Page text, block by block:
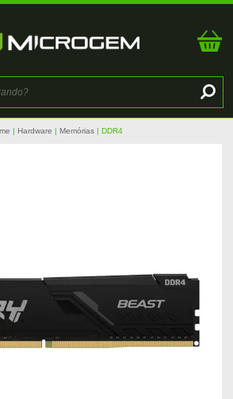
Hardware Memórias DDR4